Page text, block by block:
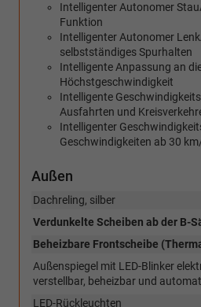
Intelligenter Autonomer
Funktion
Intelligenter Autonomer
selbstständiges Spurhalten
Intelligente Anpassung an
Höchstgeschwindigkeit
Intelligente
Ausfahrten und
Intelligenter
Geschwindigkeiten ab 30
Außen
Dachreling, silber
Verdunkelte Scheiben ab der B-
Beheizbare Frontscheibe
Außenspiegel mit LED-Blinker
verstellbar, beheizbar und
LED-Rückleuchten